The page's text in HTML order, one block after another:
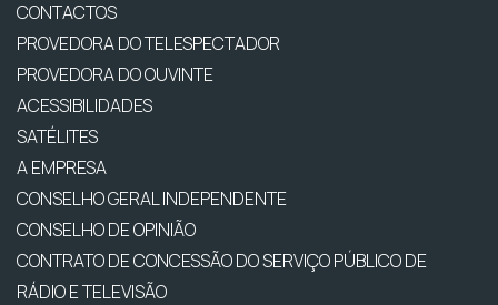
CONTACTOS
PROVEDORA DO TELESPECTADOR
PROVEDORA DO OUVINTE
ACESSIBILIDADES
SATÉLITES
A EMPRESA
CONSELHO GERAL INDEPENDENTE
CONSELHO DE OPINIÃO
CONTRATO DE CONCESSÃO DO SERVIÇO PÚBLICO DE
RÁDIO E TELEVISÃO